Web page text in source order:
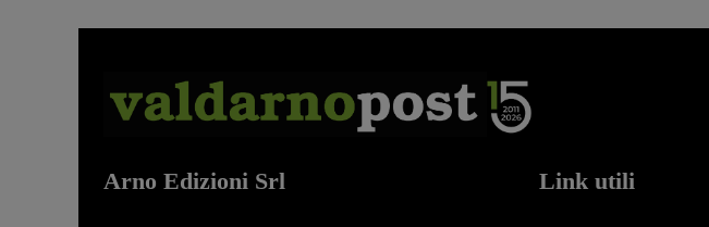
Arno Edizioni Srl Link utili